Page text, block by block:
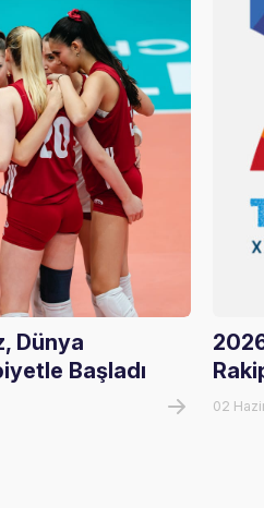
Dünya
Başladı
02